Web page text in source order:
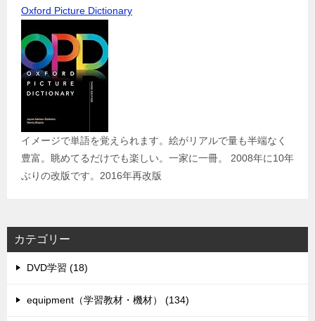
Oxford Picture Dictionary
イメージで単語を覚えられます。絵がリアルで量も半端なく
豊富。眺めてるだけでも楽しい。一家に一冊。 2008年に10年
ぶりの改版です。2016年再改版
カテゴリー
DVD学習 (18)
equipment（学習教材・機材） (134)